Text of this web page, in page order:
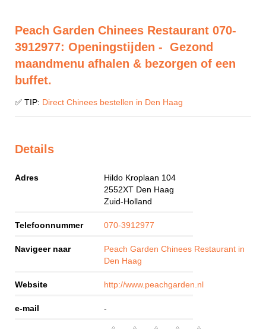
Peach Garden Chinees Restaurant 070-
3912977: Openingstijden - Gezond
maandmenu afhalen & bezorgen of een
buffet.
✅ TIP: Direct Chinees bestellen in Den Haag
Details
Adres
Hildo Kroplaan 104
2552XT Den Haag
Zuid-Holland
Telefoonnummer 070-3912977
Navigeer naar
Peach Garden Chinees Restaurant in
Den Haag
Website http://www.peachgarden.nl
e-mail -